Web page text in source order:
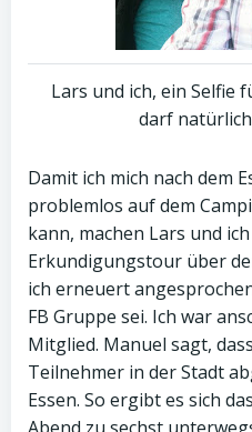
Lars und ich, ein Selfie
darf
Damit ich mich nach dem
problemlos auf dem
kann, machen Lars und
Erkundigungstour über
ich erneuert
FB Gruppe sei. Ich war
Mitglied. Manuel sagt,
Teilnehmer in der Stadt
Essen. So ergibt es sich